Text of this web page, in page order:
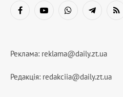
FacebookYouTubeWhatsAppTelegramRSS
Реклама: reklama@daily.zt.ua
Редакція: redakciia@daily.zt.ua